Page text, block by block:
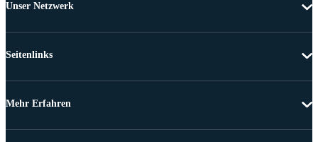
Unser Netzwerk
Seitenlinks
Mehr Erfahren